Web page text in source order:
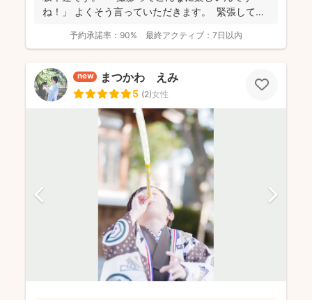
ね！」 よくそう言っていただきます。 緊張してい
予約承諾率： 90% 最終アクティブ： 7日以内
new まつかわ えみ
5 (2)女性